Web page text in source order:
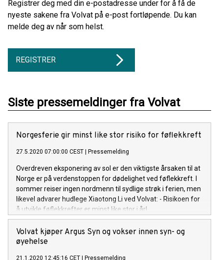
Registrer deg med din e-postadresse under for å få de
nyeste sakene fra Volvat på e-post fortløpende. Du kan
melde deg av når som helst.
REGISTRER
Siste pressemeldinger fra Volvat
Norgesferie gir minst like stor risiko for føflekkreft
27.5.2020 07:00:00 CEST Pressemelding
Overdreven eksponering av sol er den viktigste årsaken til at
Norge er på verdenstoppen for dødelighet ved føflekkreft. I
sommer reiser ingen nordmenn til sydlige strøk i ferien, men
likevel advarer hudlege Xiaotong Li ved Volvat: - Risikoen for
å utvikle føflekkrefter er minst like stor i år!
Volvat kjøper Argus Syn og vokser innen syn- og
øyehelse
21.1.2020 12:45:16 CET Pressemelding